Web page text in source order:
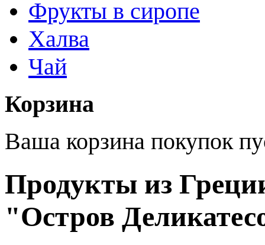
Фрукты в сиропе
Халва
Чай
Корзина
Ваша корзина покупок
Продукты из
"Остров